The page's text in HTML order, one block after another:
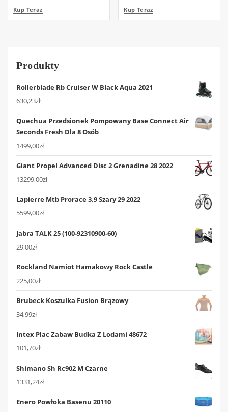
Kup Teraz Kup Teraz
Produkty
Rollerblade Rb Cruiser W Black Aqua 2021
630,23zł
Quechua Przedsionek Pompowany Base Connect Air
Seconds Fresh Dla 8 Osób
1499,00zł
Giant Propel Advanced Disc 2 Grenadine 28 2022
13299,00zł
Lapierre Mtb Prorace 3.9 Szary 29 2022
5599,00zł
Jabra TALK 25 (100-92310900-60)
29,00zł
Rockland Namiot Hamakowy Rock Castle
225,00zł
Brubeck Koszulka Fusion Brązowy
34,99zł
Intex Plac Zabaw Budka Z Lodami 48672
101,70zł
Shimano Sh Rc902 M Czarne
1331,24zł
Enero Powłoka Basenu 20110